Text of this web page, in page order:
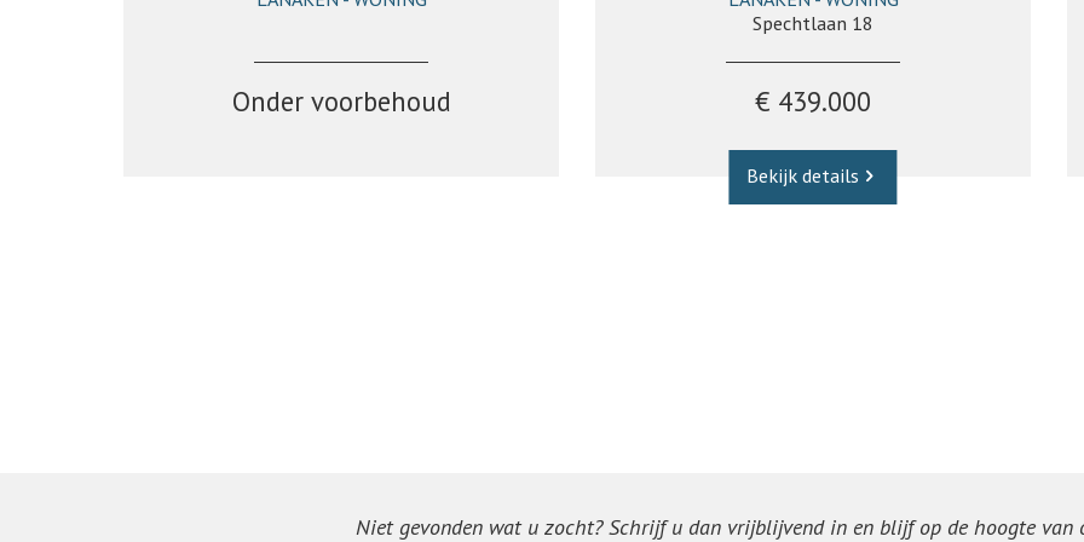
Onder voorbehoud
Spechtlaan 18
€ 439.000
Bekijk details
Niet gevonden wat u zocht? Schrijf u dan vrijblijvend in en blijf op de hoogte van